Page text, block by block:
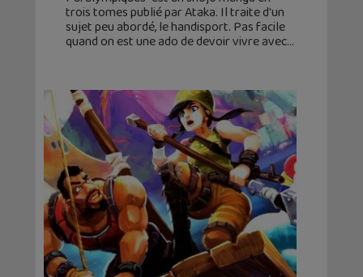
trois tomes publié par Ataka. Il traite d'un
sujet peu abordé, le handisport. Pas facile
quand on est une ado de devoir vivre avec